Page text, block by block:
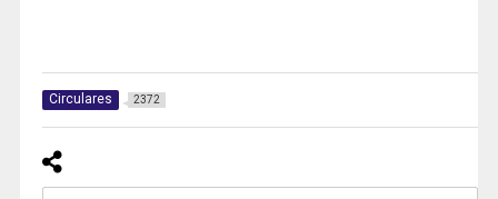
Circulares 2372